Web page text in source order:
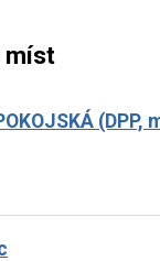
míst
(DPP,